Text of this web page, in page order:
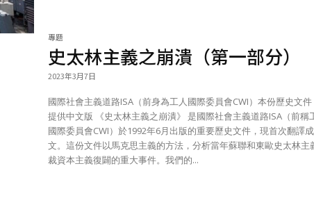
專題
史太林主義之崩潰（第一部分）
2023年3月7日
國際社會主義道路ISA（前身為工人國際委員會CWI）本份歷史文
提供中文版 《史太林主義之崩潰》 是國際社會主義道路ISA（前稱工人
國際委員會CWI）於1992年6月出版的重要歷史文件，現首次翻譯
文。這份文件以馬克思主義的方法，分析當年蘇聯和東歐史太林主
裁資本主義復闢的重大事件。我們的...